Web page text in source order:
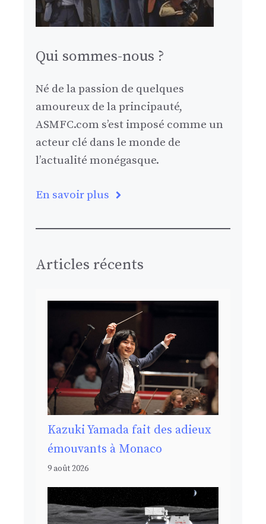
Qui sommes-nous ?
Né de la passion de quelques
amoureux de la principauté,
ASMFC.com s’est imposé comme un
acteur clé dans le monde de
l’actualité monégasque.
En savoir plus
Articles récents
Kazuki Yamada fait des adieux
émouvants à Monaco
9 août 2026